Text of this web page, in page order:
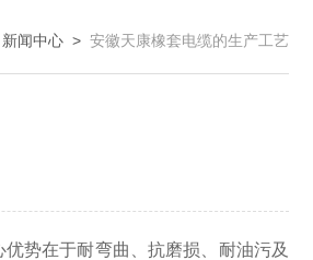
新闻中心 > 安徽天康橡套电缆的生产工艺
势在于耐弯曲、抗磨损、耐油污及